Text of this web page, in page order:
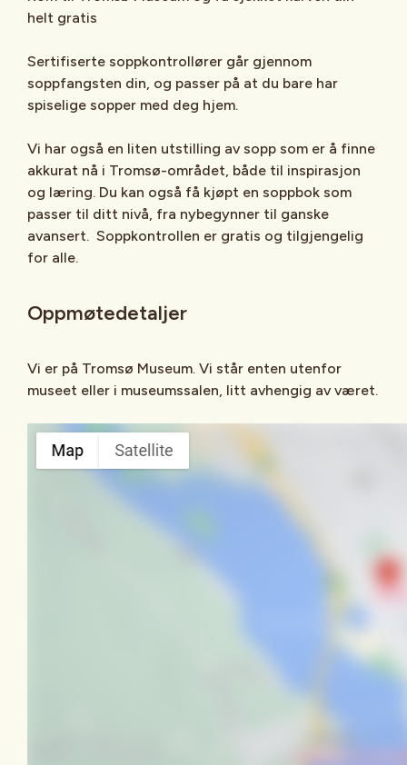
helt gratis
Sertifiserte soppkontrollører går gjennom
soppfangsten din, og passer på at du bare har
spiselige sopper med deg hjem.
Vi har også en liten utstilling av sopp som er å finne
akkurat nå i Tromsø-området, både til inspirasjon
og læring. Du kan også få kjøpt en soppbok som
passer til ditt nivå, fra nybegynner til ganske
avansert. Soppkontrollen er gratis og tilgjengelig
for alle.
Oppmøtedetaljer
Vi er på Tromsø Museum. Vi står enten utenfor
museet eller i museumssalen, litt avhengig av været.